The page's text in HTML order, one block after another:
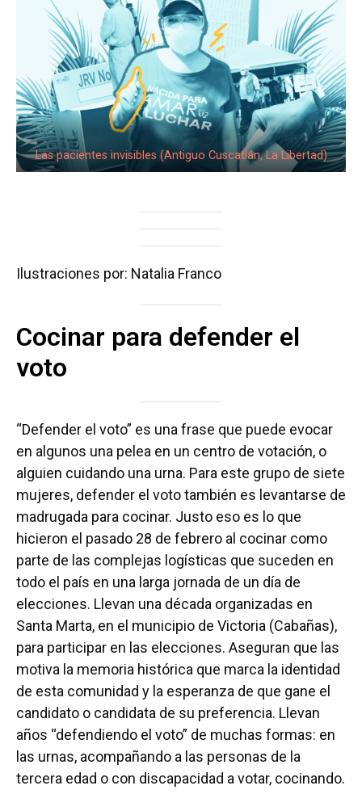
Las pacientes invisibles (Antiguo Cuscatlán, La Libertad)
Ilustraciones por: Natalia Franco
Cocinar para defender el
voto
“Defender el voto” es una frase que puede evocar
en algunos una pelea en un centro de votación, o
alguien cuidando una urna. Para este grupo de siete
mujeres, defender el voto también es levantarse de
madrugada para cocinar. Justo eso es lo que
hicieron el pasado 28 de febrero al cocinar como
parte de las complejas logísticas que suceden en
todo el país en una larga jornada de un día de
elecciones. Llevan una década organizadas en
Santa Marta, en el municipio de Victoria (Cabañas),
para participar en las elecciones. Aseguran que las
motiva la memoria histórica que marca la identidad
de esta comunidad y la esperanza de que gane el
candidato o candidata de su preferencia. Llevan
años “defendiendo el voto” de muchas formas: en
las urnas, acompañando a las personas de la
tercera edad o con discapacidad a votar, cocinando.